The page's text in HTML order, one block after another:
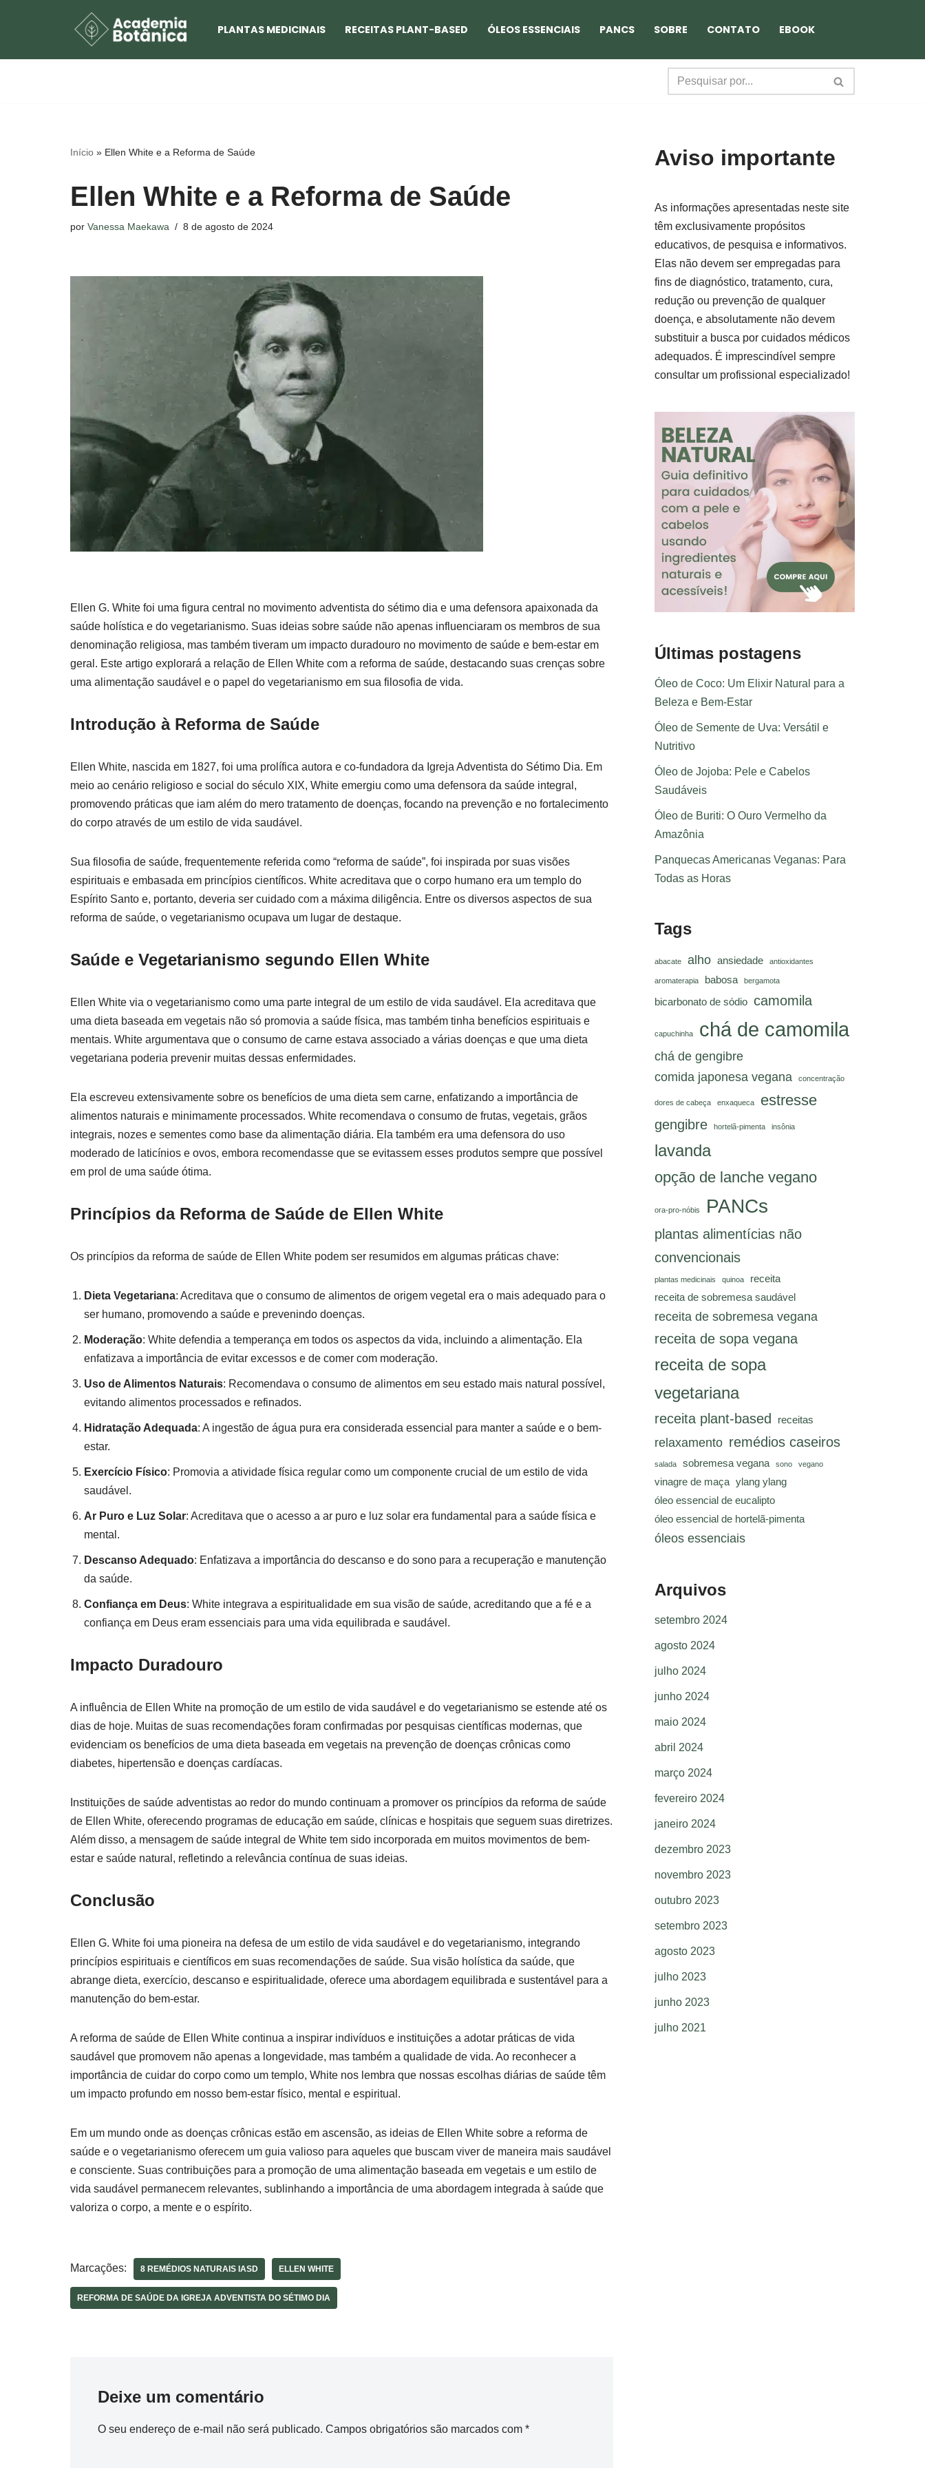
para
PLANTAS MEDICINAIS RECEITAS PLANT-BASED ÓLEOS ESSENCIAIS PANCS SOBRE CONTATO EBOOK
Início » Ellen White e a Reforma de Saúde
Ellen White e a Reforma de Saúde
por Vanessa Maekawa 8 de agosto de 2024
Ellen G. White foi uma figura central no movimento adventista do sétimo dia e uma defensora apaixonada da
saúde holística e do vegetarianismo. Suas ideias sobre saúde não apenas influenciaram os membros de sua
denominação religiosa, mas também tiveram um impacto duradouro no movimento de saúde e bem-estar em
geral. Este artigo explorará a relação de Ellen White com a reforma de saúde, destacando suas crenças sobre
uma alimentação saudável e o papel do vegetarianismo em sua filosofia de vida.
Introdução à Reforma de Saúde
Ellen White, nascida em 1827, foi uma prolífica autora e co-fundadora da Igreja Adventista do Sétimo Dia. Em
meio ao cenário religioso e social do século XIX, White emergiu como uma defensora da saúde integral,
promovendo práticas que iam além do mero tratamento de doenças, focando na prevenção e no fortalecimento
do corpo através de um estilo de vida saudável.
Sua filosofia de saúde, frequentemente referida como “reforma de saúde”, foi inspirada por suas visões
espirituais e embasada em princípios científicos. White acreditava que o corpo humano era um templo do
Espírito Santo e, portanto, deveria ser cuidado com a máxima diligência. Entre os diversos aspectos de sua
reforma de saúde, o vegetarianismo ocupava um lugar de destaque.
Saúde e Vegetarianismo segundo Ellen White
Ellen White via o vegetarianismo como uma parte integral de um estilo de vida saudável. Ela acreditava que
uma dieta baseada em vegetais não só promovia a saúde física, mas também tinha benefícios espirituais e
mentais. White argumentava que o consumo de carne estava associado a várias doenças e que uma dieta
vegetariana poderia prevenir muitas dessas enfermidades.
Ela escreveu extensivamente sobre os benefícios de uma dieta sem carne, enfatizando a importância de
alimentos naturais e minimamente processados. White recomendava o consumo de frutas, vegetais, grãos
integrais, nozes e sementes como base da alimentação diária. Ela também era uma defensora do uso
moderado de laticínios e ovos, embora recomendasse que se evitassem esses produtos sempre que possível
em prol de uma saúde ótima.
Princípios da Reforma de Saúde de Ellen White
Os princípios da reforma de saúde de Ellen White podem ser resumidos em algumas práticas chave:
Dieta Vegetariana: Acreditava que o consumo de alimentos de origem vegetal era o mais adequado para o
ser humano, promovendo a saúde e prevenindo doenças.
Moderação: White defendia a temperança em todos os aspectos da vida, incluindo a alimentação. Ela
enfatizava a importância de evitar excessos e de comer com moderação.
Uso de Alimentos Naturais: Recomendava o consumo de alimentos em seu estado mais natural possível,
evitando alimentos processados e refinados.
Hidratação Adequada: A ingestão de água pura era considerada essencial para manter a saúde e o bem-
estar.
Exercício Físico: Promovia a atividade física regular como um componente crucial de um estilo de vida
saudável.
Ar Puro e Luz Solar: Acreditava que o acesso a ar puro e luz solar era fundamental para a saúde física e
mental.
Descanso Adequado: Enfatizava a importância do descanso e do sono para a recuperação e manutenção
da saúde.
Confiança em Deus: White integrava a espiritualidade em sua visão de saúde, acreditando que a fé e a
confiança em Deus eram essenciais para uma vida equilibrada e saudável.
Impacto Duradouro
A influência de Ellen White na promoção de um estilo de vida saudável e do vegetarianismo se estende até os
dias de hoje. Muitas de suas recomendações foram confirmadas por pesquisas científicas modernas, que
evidenciam os benefícios de uma dieta baseada em vegetais na prevenção de doenças crônicas como
diabetes, hipertensão e doenças cardíacas.
Instituições de saúde adventistas ao redor do mundo continuam a promover os princípios da reforma de saúde
de Ellen White, oferecendo programas de educação em saúde, clínicas e hospitais que seguem suas diretrizes.
Além disso, a mensagem de saúde integral de White tem sido incorporada em muitos movimentos de bem-
estar e saúde natural, refletindo a relevância contínua de suas ideias.
Conclusão
Ellen G. White foi uma pioneira na defesa de um estilo de vida saudável e do vegetarianismo, integrando
princípios espirituais e científicos em suas recomendações de saúde. Sua visão holística da saúde, que
abrange dieta, exercício, descanso e espiritualidade, oferece uma abordagem equilibrada e sustentável para a
manutenção do bem-estar.
A reforma de saúde de Ellen White continua a inspirar indivíduos e instituições a adotar práticas de vida
saudável que promovem não apenas a longevidade, mas também a qualidade de vida. Ao reconhecer a
importância de cuidar do corpo como um templo, White nos lembra que nossas escolhas diárias de saúde têm
um impacto profundo em nosso bem-estar físico, mental e espiritual.
Em um mundo onde as doenças crônicas estão em ascensão, as ideias de Ellen White sobre a reforma de
saúde e o vegetarianismo oferecem um guia valioso para aqueles que buscam viver de maneira mais saudável
e consciente. Suas contribuições para a promoção de uma alimentação baseada em vegetais e um estilo de
vida saudável permanecem relevantes, sublinhando a importância de uma abordagem integrada à saúde que
valoriza o corpo, a mente e o espírito.
Marcações: 8 REMÉDIOS NATURAIS IASD ELLEN WHITE
REFORMA DE SAÚDE DA IGREJA ADVENTISTA DO SÉTIMO DIA
Deixe um comentário
O seu endereço de e-mail não será publicado. Campos obrigatórios são marcados com *
Aviso importante
As informações apresentadas neste site
têm exclusivamente propósitos
educativos, de pesquisa e informativos.
Elas não devem ser empregadas para
fins de diagnóstico, tratamento, cura,
redução ou prevenção de qualquer
doença, e absolutamente não devem
substituir a busca por cuidados médicos
adequados. É imprescindível sempre
consultar um profissional especializado!
Últimas postagens
Óleo de Coco: Um Elixir Natural para a
Beleza e Bem-Estar
Óleo de Semente de Uva: Versátil e
Nutritivo
Óleo de Jojoba: Pele e Cabelos
Saudáveis
Óleo de Buriti: O Ouro Vermelho da
Amazônia
Panquecas Americanas Veganas: Para
Todas as Horas
Tags
abacate alho ansiedade antioxidantes
aromaterapia babosa bergamota
bicarbonato de sódio camomila
capuchinha chá de camomila
chá de gengibre
comida japonesa vegana
concentração
dores de cabeça enxaqueca estresse
gengibre hortelã-pimenta insônia
lavanda
opção de lanche vegano
ora-pro-nóbis PANCs
plantas alimentícias não
convencionais
plantas medicinais quinoa
receita
receita de sobremesa saudável
receita de sobremesa vegana
receita de sopa vegana
receita de sopa
vegetariana
receita plant-based receitas
relaxamento remédios caseiros
salada sobremesa vegana sono vegano
vinagre de maça ylang ylang
óleo essencial de eucalipto
óleo essencial de hortelã-pimenta
óleos essenciais
Arquivos
setembro 2024
agosto 2024
julho 2024
junho 2024
maio 2024
abril 2024
março 2024
fevereiro 2024
janeiro 2024
dezembro 2023
novembro 2023
outubro 2023
setembro 2023
agosto 2023
julho 2023
junho 2023
julho 2021